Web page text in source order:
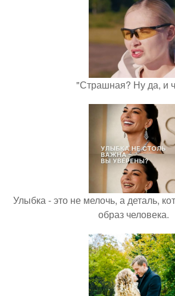
"Страшная? Ну да, и
Улыбка - это не мелочь, а деталь,
образ человека.